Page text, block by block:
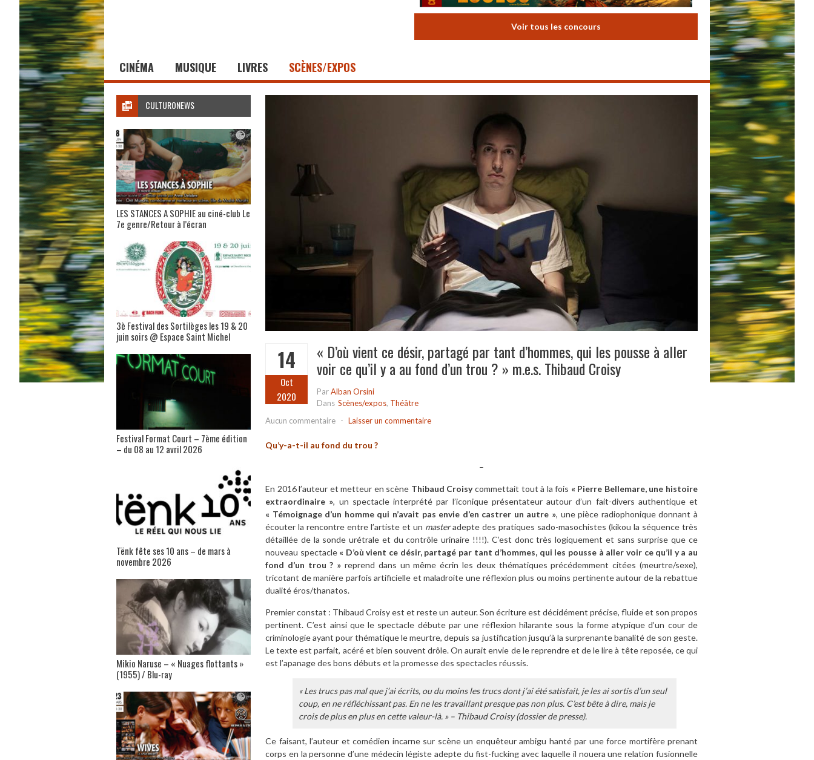
Voir tous les concours
CINÉMA MUSIQUE LIVRES SCÈNES/EXPOS
14
Oct
2020
« D’où vient ce désir, partagé par tant d’hommes, qui les pousse à aller
voir ce qu’il y a au fond d’un trou ? » m.e.s. Thibaud Croisy
ParAlban Orsini
Dans Scènes/expos, Théâtre
Aucun commentaire - Laisser un commentaire
Qu’y-a-t-il au fond du trou ?
–
En 2016 l’auteur et metteur en scène Thibaud Croisycommettait tout à la fois « Pierre Bellemare, une histoire
extraordinaire », un spectacle interprété par l’iconique présentateur autour d’un fait-divers authentique et
« Témoignage d’un homme qui n’avait pas envie d’en castrer un autre », une pièce radiophonique donnant à
écouter la rencontre entre l’artiste et un masteradepte des pratiques sado-masochistes (kikou la séquence très
détaillée de la sonde urétrale et du contrôle urinaire !!!!). C’est donc très logiquement et sans surprise que ce
nouveau spectacle « D’où vient ce désir, partagé par tant d’hommes, qui les pousse à aller voir ce qu’il y a au
fond d’un trou ? » reprend dans un même écrin les deux thématiques précédemment citées (meurtre/sexe),
tricotant de manière parfois artificielle et maladroite une réflexion plus ou moins pertinente autour de la rebattue
dualité éros/thanatos.
Premier constat : Thibaud Croisy est et reste un auteur. Son écriture est décidément précise, fluide et son propos
pertinent. C’est ainsi que le spectacle débute par une réflexion hilarante sous la forme atypique d’un cour de
criminologie ayant pour thématique le meurtre, depuis sa justification jusqu’à la surprenante banalité de son geste.
Le texte est parfait, acéré et bien souvent drôle. On aurait envie de le reprendre et de le lire à tête reposée, ce qui
est l’apanage des bons débuts et la promesse des spectacles réussis.
« Les trucs pas mal que j’ai écrits, ou du moins les trucs dont j’ai été satisfait, je les ai sortis d’un seul
coup, en ne réfléchissant pas. En ne les travaillant presque pas non plus. C’est bête à dire, mais je
crois de plus en plus en cette valeur-là. » – Thibaud Croisy (dossier de presse).
Ce faisant, l’auteur et comédien incarne sur scène un enquêteur ambigu hanté par une force mortifère prenant
corps en la personne d’une médecin légiste adepte du fist-fucking avec laquelle il nouera une relation fusionnelle
CULTURONEWS
LES STANCES A SOPHIE au ciné-club Le
7e genre/Retour à l’écran
3è Festival des Sortilèges les 19 & 20
juin soirs @ Espace Saint Michel
Festival Format Court – 7ème édition
– du 08 au 12 avril 2026
Tënk fête ses 10 ans – de mars à
novembre 2026
Mikio Naruse – « Nuages flottants »
(1955) / Blu-ray